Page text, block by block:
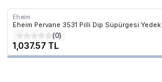
Eheim
Eheim Pervane 3531 Pilli Dip Süpürgesi
(0)
1,037.57 TL